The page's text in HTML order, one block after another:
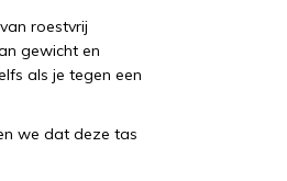
roestvrij
gewicht en
als je tegen een
we dat deze tas